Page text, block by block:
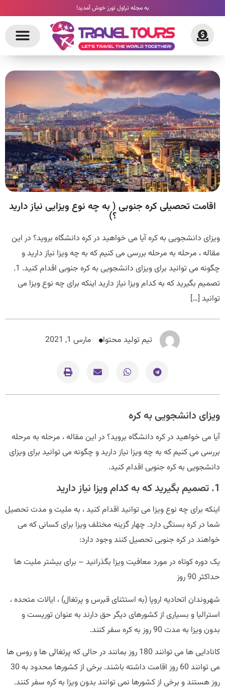
به مجله تراول تورز خوش آمدید!
اقامت تحصیلی کره جنوبی ( به چه نوع ویزایی نیاز دارید
؟)
ویزای دانشجویی به کره آیا می خواهید در کره دانشگاه بروید؟ در این
مقاله ، مرحله به مرحله بررسی می کنیم که به چه ویزا نیاز دارید و
چگونه می توانید برای ویزای دانشجویی به کره جنوبی اقدام کنید. 1.
تصمیم بگیرید که به کدام ویزا نیاز دارید اینکه برای چه نوع ویزا می
توانید […]
تیم تولید محتوا مارس 1, 2021
ویزای دانشجویی به کره
آیا می خواهید در کره دانشگاه بروید؟ در این مقاله ، مرحله به مرحله
بررسی می کنیم که به چه ویزا نیاز دارید و چگونه می توانید برای ویزای
دانشجویی به کره جنوبی اقدام کنید.
1. تصمیم بگیرید که به کدام ویزا نیاز دارید
اینکه برای چه نوع ویزا می توانید اقدام کنید ، به ملیت و مدت تحصیل
شما در کره بستگی دارد. چهار گزینه مختلف ویزا برای کسانی که می
خواهند در کره جنوبی تحصیل کنند وجود دارد:
یک دوره کوتاه در مورد معافیت ویزا بگذرانید – برای بیشتر ملیت ها
حداکثر 90 روز
شهروندان اتحادیه اروپا (به استثنای قبرس و پرتغال) ، ایالات متحده ،
استرالیا و بسیاری از کشورهای دیگر حق دارند به عنوان توریست و
بدون ویزا به مدت 90 روز به کره سفر کنند.
کانادایی ها می توانند 180 روز بمانند در حالی که پرتغالی ها و روس ها
می توانند 60 روز اقامت داشته باشند. برخی از کشورها محدود به 30
روز هستند و برخی از کشورها نمی توانند بدون ویزا به کره سفر کنند.